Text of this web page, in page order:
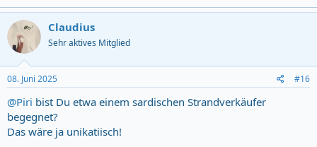
Claudius
Sehr aktives Mitglied
08. Juni 2025 #16
@Piri bist Du etwa einem sardischen Strandverkäufer
begegnet?
Das wäre ja unikatiisch!